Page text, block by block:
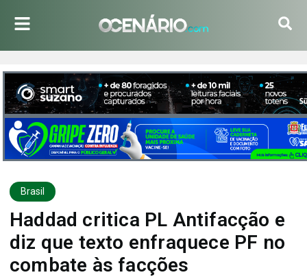
Brasil
Haddad critica PL Antifacção e
diz que texto enfraquece PF no
combate às facções